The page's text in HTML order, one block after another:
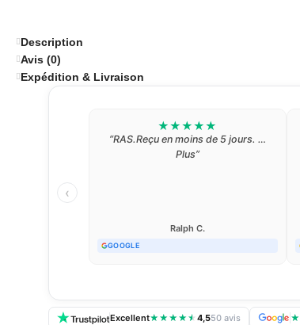
Description
Avis (0)
Expédition & Livraison
★★★★★
“Bons Produits. Tarifs dans les clous.
Livraison rapide. Emballages soignés.
Jaün S.· 11 juin 2026
TRUSTPILOT
‹
Excellent★★★★★ 4,550 avis ★